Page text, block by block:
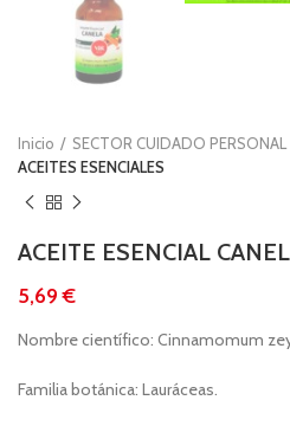
Inicio SECTOR CUIDADO PERSONAL
ACEITES ESENCIALES
ACEITE ESENCIAL
€
Nombre científico: Cinnamomum
Familia botánica: Lauráceas.